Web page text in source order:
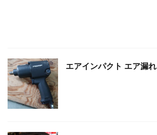
エアインパクト エア漏れ